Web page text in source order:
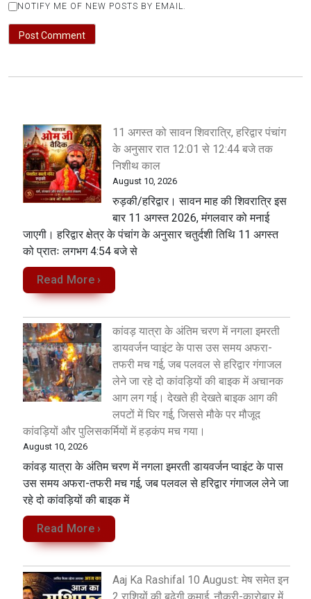
NOTIFY ME OF NEW POSTS BY EMAIL.
11 अगस्त को सावन शिवरात्रि, हरिद्वार पंचांग
के अनुसार रात 12:01 से 12:44 बजे तक
निशीथ काल
August 10, 2026
रुड़की/हरिद्वार। सावन माह की शिवरात्रि इस
बार 11 अगस्त 2026, मंगलवार को मनाई
जाएगी। हरिद्वार क्षेत्र के पंचांग के अनुसार चतुर्दशी तिथि 11 अगस्त
को प्रातः लगभग 4:54 बजे से
Read More ›
कांवड़ यात्रा के अंतिम चरण में नगला इमरती
डायवर्जन प्वाइंट के पास उस समय अफरा-
तफरी मच गई, जब पलवल से हरिद्वार गंगाजल
लेने जा रहे दो कांवड़ियों की बाइक में अचानक
आग लग गई। देखते ही देखते बाइक आग की
लपटों में घिर गई, जिससे मौके पर मौजूद
कांवड़ियों और पुलिसकर्मियों में हड़कंप मच गया।
August 10, 2026
कांवड़ यात्रा के अंतिम चरण में नगला इमरती डायवर्जन प्वाइंट के पास
उस समय अफरा-तफरी मच गई, जब पलवल से हरिद्वार गंगाजल लेने जा
रहे दो कांवड़ियों की बाइक में
Read More ›
Aaj Ka Rashifal 10 August: मेष समेत इन